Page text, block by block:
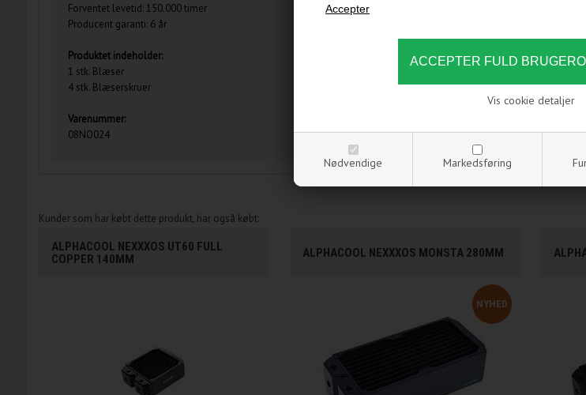
Nødvendige Markedsføring
Vis cookie detaljer
Forventet levetid: 150.000 timer
Producent garanti: 6 år
Produktet indeholder:
1 stk. Blæser
4 stk. Blæserskruer
Varenummer:
08NO024
Kunder som har købt dette produkt, har også købt:
ALPHACOOL NEXXXOS UT60 FULL
COPPER 140MM
ALPHACOOL NEXXXOS MONSTA 280MM
NYHED